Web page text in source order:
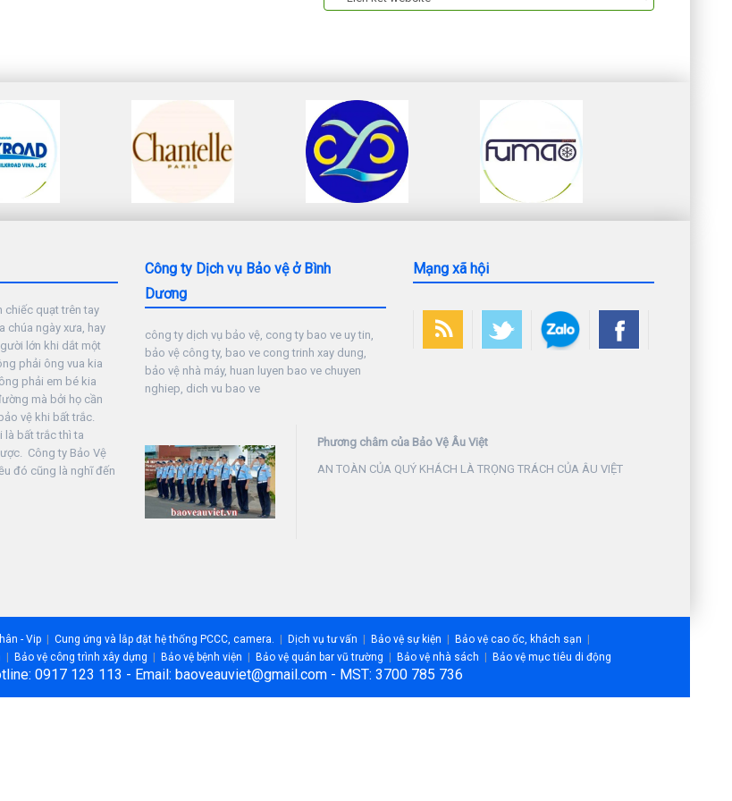
chiếc quạt trên tay
chúa ngày xưa, hay
lớn khi dắt một
phải ông vua kia
phải em bé kia
mà bởi họ cần
vệ khi bất trắc.
là bất trắc thì ta
Công ty Bảo Vệ
đó cũng là nghĩ đến
Công ty Dịch vụ Bảo vệ ở Bình
Dương
công ty dịch vụ bảo vệ, cong ty bao ve uy tin,
bảo vệ công ty, bao ve cong trinh xay dung,
bảo vệ nhà máy, huan luyen bao ve chuyen
nghiep, dich vu bao ve
Mạng xã hội
Phương châm của Bảo Vệ Âu Việt
AN TOÀN CỦA QUÝ KHÁCH LÀ TRỌNG TRÁCH CỦA ÂU VIỆT
- Vip Cung ứng và lắp đặt hệ thống PCCC, camera. Dịch vụ tư vấn Bảo vệ sự kiện
Bảo vệ cao ốc, khách sạn
Bảo vệ công trình xây dựng Bảo vệ bệnh viện Bảo vệ quán bar vũ trường Bảo vệ nhà sách Bảo vệ mục tiêu di động
0917 123 113 - Email: baoveauviet@gmail.com - MST: 3700 785 736